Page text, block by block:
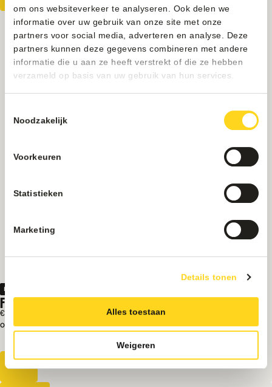
om ons websiteverkeer te analyseren. Ook delen we
informatie over uw gebruik van onze site met onze
partners voor social media, adverteren en analyse. Deze
partners kunnen deze gegevens combineren met andere
informatie die u aan ze heeft verstrekt of die ze hebben
verzameld op basis van uw gebruik van hun services.
Noodzakelijk
Voorkeuren
Statistieken
Marketing
Details tonen
Alles toestaan
Weigeren
Indoor
FAS TROMMELAUTOMAAT | REFURBISHED
€ 4250
Op voorraad